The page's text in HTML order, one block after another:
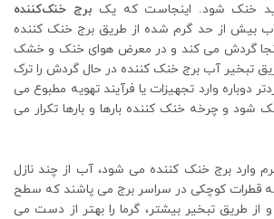
خنک شود. اینجاست که یک برج خنک‌کننده
بیش از حد گرم شده از طریق برج خنک‌ کننده
گردش می ‌کند و در معرض هوای خنک و خشک
تبخیر آب برج خنک کننده در حال گردش را ترک
وارد تجهیزات یا فرآیند تهویه مطبوع می
شود و چرخه خنک کننده بارها و بارها تکرار می
وارد برج خنک ‌کننده می ‌شود، آب از چند نازل
قطرات کوچکی در سراسر برج می ‌پاشند که سطح
از طریق تبخیر بیشتر، گرما را بهتر از دست می